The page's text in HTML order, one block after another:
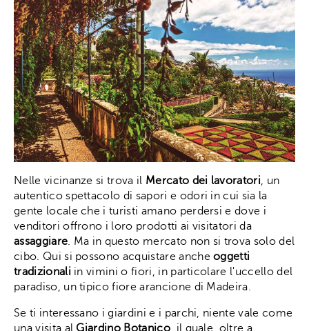
Nelle vicinanze si trova il Mercato dei lavoratori, un
autentico spettacolo di sapori e odori in cui sia la
gente locale che i turisti amano perdersi e dove i
venditori offrono i loro prodotti ai visitatori da
assaggiare. Ma in questo mercato non si trova solo del
cibo. Qui si possono acquistare ancheoggetti
tradizionali in vimini o fiori, in particolare l'uccello del
paradiso, un tipico fiore arancione di Madeira.
Se ti interessano i giardini e i parchi, niente vale come
una visita al Giardino Botanico, il quale, oltre a